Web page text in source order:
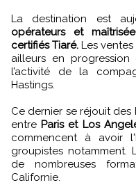
La destination est
opérateurs et
certifiés Tiaré. Les
ailleurs en
l’activité de la
Hastings.
Ce dernier se réjouit
entre Paris et Los
commencent à avoir
groupistes notamment.
de nombreuses
Californie.